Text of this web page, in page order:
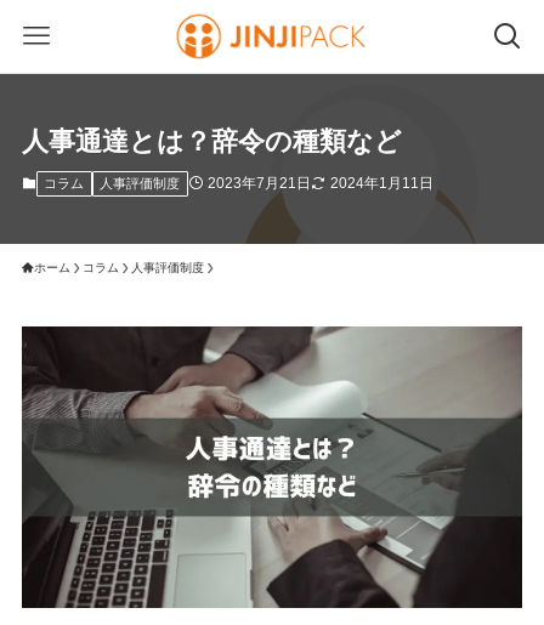
人事通達とは？辞令の種類など
コラム 人事評価制度 2023年7月21日 2024年1月11日
ホーム コラム 人事評価制度